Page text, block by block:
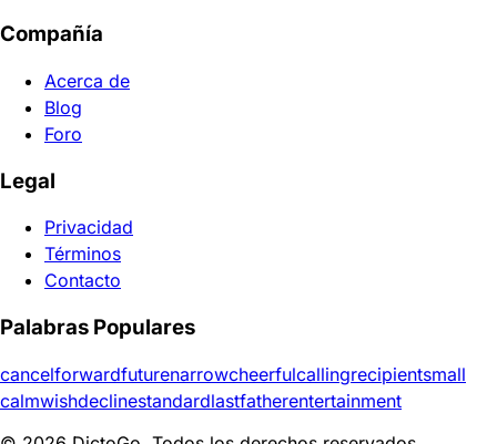
Compañía
Acerca de
Blog
Foro
Legal
Privacidad
Términos
Contacto
Palabras Populares
cancelforwardfuturenarrowcheerfulcallingrecipientsmall
calmwishdeclinestandardlastfatherentertainment